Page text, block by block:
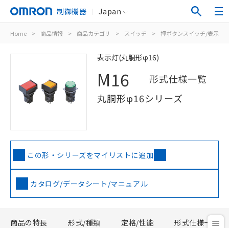
制御機器 Japan
Home > 商品情報 > 商品カテゴリ > スイッチ > 押ボタンスイッチ/表示灯
表示灯(丸胴形φ16)
M16
形式仕様一覧
丸胴形φ16シリーズ
この形・シリーズをマイリストに追加
カタログ/データシート/マニュアル
商品の特長 形式/種類 定格/性能 形式仕様一覧